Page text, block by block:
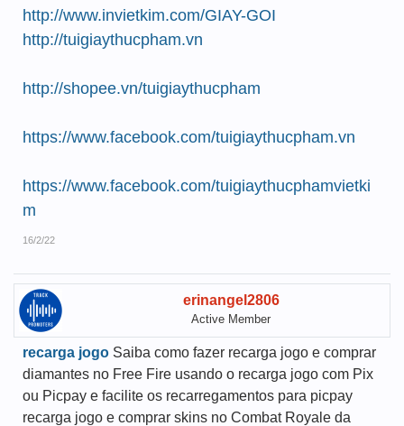
http://www.invietkim.com/GIAY-GOI
http://tuigiaythucpham.vn
http://shopee.vn/tuigiaythucpham
https://www.facebook.com/tuigiaythucpham.vn
https://www.facebook.com/tuigiaythucphamvietki
m
16/2/22
erinangel2806
Active Member
recarga jogo Saiba como fazer recarga jogo e comprar
diamantes no Free Fire usando o recarga jogo com Pix
ou Picpay e facilite os recarregamentos para picpay
recarga jogo e comprar skins no Combat Royale da